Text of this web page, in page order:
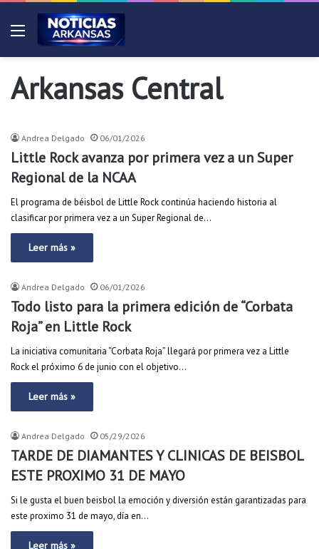
Menú
Arkansas Central
Andrea Delgado 06/01/2026
Little Rock avanza por primera vez a un Super
Regional de la NCAA
El programa de béisbol de Little Rock continúa haciendo historia al
clasificar por primera vez a un Super Regional de…
Leer más »
Andrea Delgado 06/01/2026
Todo listo para la primera edición de “Corbata
Roja” en Little Rock
La iniciativa comunitaria “Corbata Roja” llegará por primera vez a Little
Rock el próximo 6 de junio con el objetivo…
Leer más »
Andrea Delgado 05/29/2026
TARDE DE DIAMANTES Y CLINICAS DE BEISBOL
ESTE PROXIMO 31 DE MAYO
Si le gusta el buen beisbol la emoción y diversión están garantizadas para
este proximo 31 de mayo, día en…
Leer más »